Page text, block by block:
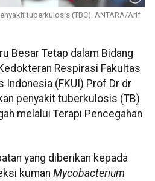
tuberkulosis (TBC). ANTARA/Arif
Besar Tetap dalam Bidang
Respirasi Fakultas
Indonesia (FKUI) Prof Dr dr
penyakit tuberkulosis (TB)
melalui Terapi Pencegahan
yang diberikan kepada
kuman Mycobacterium